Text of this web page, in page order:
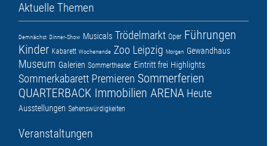
Aktuelle Themen
Demnächst Dinner-Show Musicals Trödelmarkt Oper Führungen
Kinder Kabarett Wochenende Zoo Leipzig Morgen Gewandhaus
Museum Galerien Sommertheater Eintritt frei Highlights
Sommerkabarett Premieren Sommerferien
QUARTERBACK Immobilien ARENA Heute
Ausstellungen Sehenswürdigkeiten
Veranstaltungen